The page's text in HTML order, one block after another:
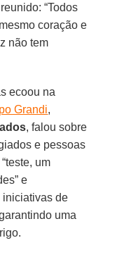
“Todos
coração e
não tem
ecoou na
Grandi,
, falou sobre
e pessoas
um
e
iniciativas de
uma